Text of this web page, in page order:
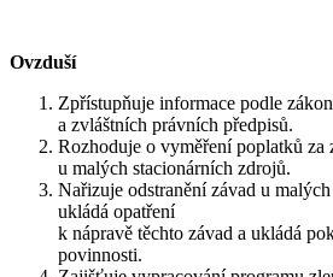
Ovzduší
Zpřístupňuje informace podle
a zvláštních právních předpisů.
Rozhoduje o vyměření poplatků za
u malých stacionárních zdrojů.
Nařizuje odstranění závad u
ukládá opatření
k nápravě těchto závad a ukládá
povinnosti.